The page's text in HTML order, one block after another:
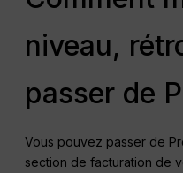
niveau,
passer de
Vous pouvez passer de
section de facturation de